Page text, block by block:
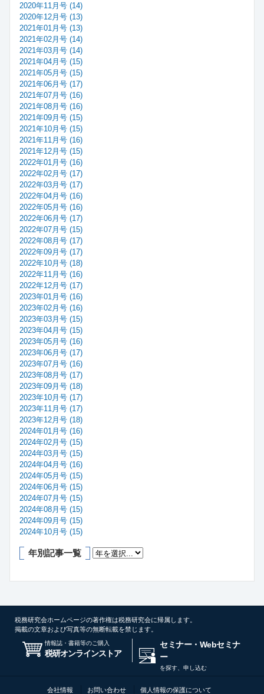
2020年11月号 (14)
2020年12月号 (13)
2021年01月号 (13)
2021年02月号 (14)
2021年03月号 (14)
2021年04月号 (15)
2021年05月号 (15)
2021年06月号 (17)
2021年07月号 (16)
2021年08月号 (16)
2021年09月号 (15)
2021年10月号 (15)
2021年11月号 (16)
2021年12月号 (15)
2022年01月号 (16)
2022年02月号 (17)
2022年03月号 (17)
2022年04月号 (16)
2022年05月号 (16)
2022年06月号 (17)
2022年07月号 (15)
2022年08月号 (17)
2022年09月号 (17)
2022年10月号 (18)
2022年11月号 (16)
2022年12月号 (17)
2023年01月号 (16)
2023年02月号 (16)
2023年03月号 (15)
2023年04月号 (15)
2023年05月号 (16)
2023年06月号 (17)
2023年07月号 (16)
2023年08月号 (17)
2023年09月号 (18)
2023年10月号 (17)
2023年11月号 (17)
2023年12月号 (18)
2024年01月号 (16)
2024年02月号 (15)
2024年03月号 (15)
2024年04月号 (16)
2024年05月号 (15)
2024年06月号 (15)
2024年07月号 (15)
2024年08月号 (15)
2024年09月号 (15)
2024年10月号 (15)
年別記事一覧
税務研究会ホームページの著作権は税務研究会に帰属します。
掲載の文章および写真等の無断転載を禁じます。
情報誌・書籍等のご購入
税研オンラインストア
セミナー・Webセミナ
ー
を探す、申し込む
会社情報 お問い合わせ 個人情報の保護について